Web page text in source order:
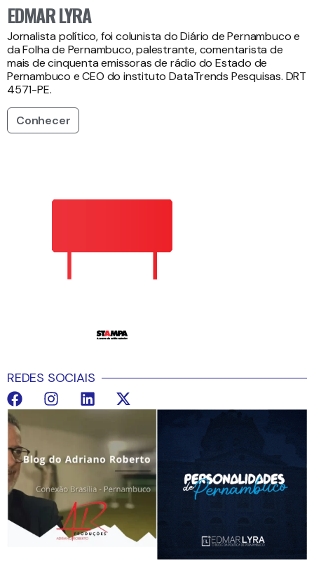
EDMAR LYRA
Jornalista político, foi colunista do Diário de Pernambuco e
da Folha de Pernambuco, palestrante, comentarista de
mais de cinquenta emissoras de rádio do Estado de
Pernambuco e CEO do instituto DataTrends Pesquisas. DRT
4571-PE.
Conhecer
REDES SOCIAIS